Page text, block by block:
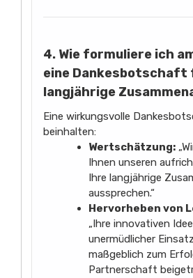
4. Wie formuliere ich
eine Dankesbotschaft
langjährige
Eine wirkungsvolle
beinhalten:
Wertschätzung:
Ihnen unseren
Ihre langjährige
aussprechen.“
Hervorheben von
„Ihre innovativen
unermüdlicher
maßgeblich zum
Partnerschaft